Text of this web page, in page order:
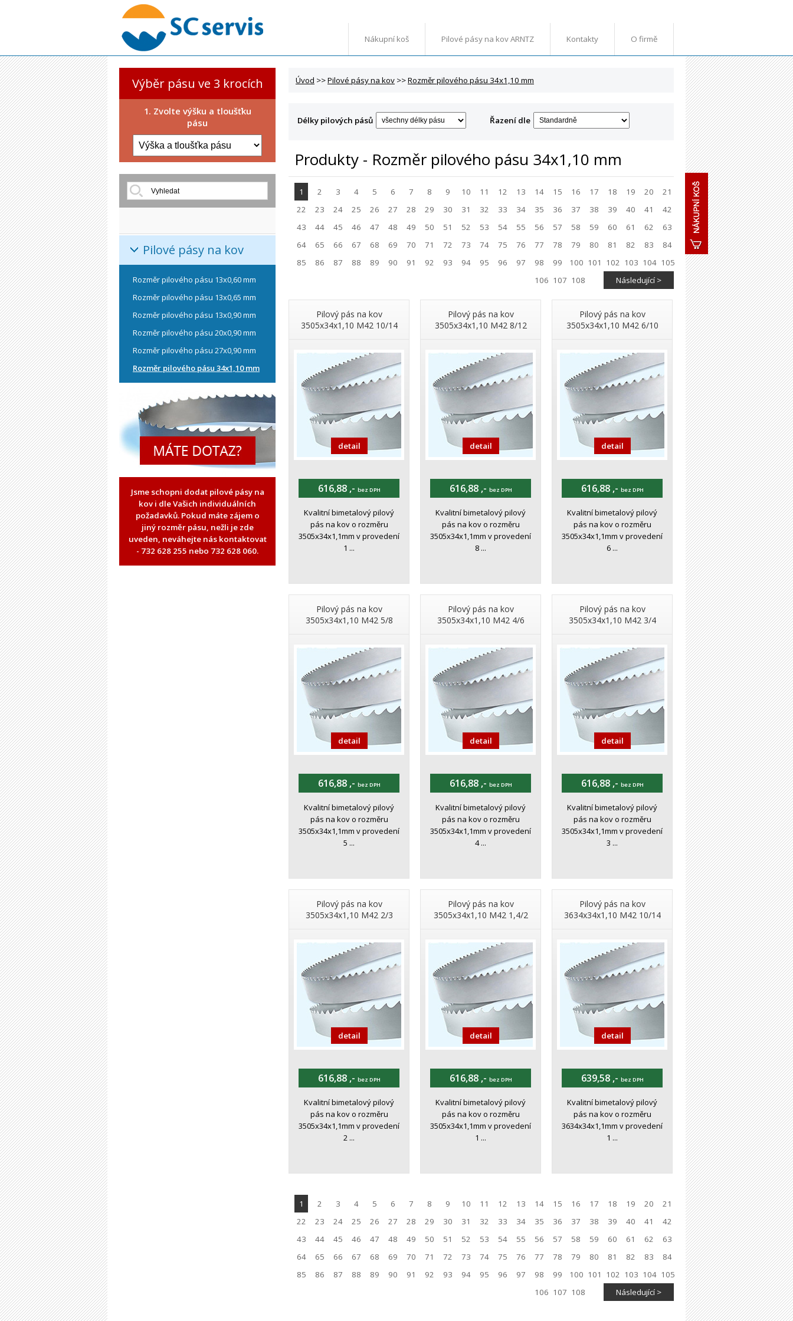
Nákupní koš Pilové pásy na kov ARNTZ Kontakty O firmě
Výběr pásu ve 3 krocích
1. Zvolte výšku a tloušťku
pásu
Pilové pásy na kov
Rozměr pilového pásu 13x0,60 mm
Rozměr pilového pásu 13x0,65 mm
Rozměr pilového pásu 13x0,90 mm
Rozměr pilového pásu 20x0,90 mm
Rozměr pilového pásu 27x0,90 mm
Rozměr pilového pásu 34x1,10 mm
Jsme schopni dodat pilové pásy na
kov i dle Vašich individuálních
požadavků. Pokud máte zájem o
jiný rozměr pásu, nežli je zde
uveden, neváhejte nás kontaktovat
- 732 628 255 nebo 732 628 060.
Úvod >>Pilové pásy na kov >>Rozměr pilového pásu 34x1,10 mm
Délky pilových pásů Řazení dle
Produkty - Rozměr pilového pásu 34x1,10 mm
1 2 3 4 5 6 7 8 9 10 11 12 13 14 15 16 17 18 19 20
21
22
23 24 25 26 27 28 29 30 31 32 33 34 35 36 37 38 39 40 41
42
43
44 45 46 47 48 49 50 51 52 53 54 55 56 57 58 59 60 61 62
63
64
65 66 67 68 69 70 71 72 73 74 75 76 77 78 79 80 81 82 83
84
85
86 87 88 89 90 91 92 93 94 95 96 97 98 99 100 101 102 103 104 105
106 107 108 Následující >
Pilový pás na kov
3505x34x1,10 M42 10/14
detail
616,88 ,- bez DPH
Kvalitní bimetalový pilový
pás na kov o rozměru
3505x34x1,1mm v provedení
1 ...
Pilový pás na kov
3505x34x1,10 M42 8/12
detail
616,88 ,- bez DPH
Kvalitní bimetalový pilový
pás na kov o rozměru
3505x34x1,1mm v provedení
8 ...
Pilový pás na kov
3505x34x1,10 M42 6/10
detail
616,88 ,- bez DPH
Kvalitní bimetalový pilový
pás na kov o rozměru
3505x34x1,1mm v provedení
6 ...
Pilový pás na kov
3505x34x1,10 M42 5/8
detail
616,88 ,- bez DPH
Kvalitní bimetalový pilový
pás na kov o rozměru
3505x34x1,1mm v provedení
5 ...
Pilový pás na kov
3505x34x1,10 M42 4/6
detail
616,88 ,- bez DPH
Kvalitní bimetalový pilový
pás na kov o rozměru
3505x34x1,1mm v provedení
4 ...
Pilový pás na kov
3505x34x1,10 M42 3/4
detail
616,88 ,- bez DPH
Kvalitní bimetalový pilový
pás na kov o rozměru
3505x34x1,1mm v provedení
3 ...
Pilový pás na kov
3505x34x1,10 M42 2/3
detail
616,88 ,- bez DPH
Kvalitní bimetalový pilový
pás na kov o rozměru
3505x34x1,1mm v provedení
2 ...
Pilový pás na kov
3505x34x1,10 M42 1,4/2
detail
616,88 ,- bez DPH
Kvalitní bimetalový pilový
pás na kov o rozměru
3505x34x1,1mm v provedení
1 ...
Pilový pás na kov
3634x34x1,10 M42 10/14
detail
639,58 ,- bez DPH
Kvalitní bimetalový pilový
pás na kov o rozměru
3634x34x1,1mm v provedení
1 ...
1 2 3 4 5 6 7 8 9 10 11 12 13 14 15 16 17 18 19 20
21
22
23 24 25 26 27 28 29 30 31 32 33 34 35 36 37 38 39 40 41
42
43
44 45 46 47 48 49 50 51 52 53 54 55 56 57 58 59 60 61 62
63
64
65 66 67 68 69 70 71 72 73 74 75 76 77 78 79 80 81 82 83
84
85
86 87 88 89 90 91 92 93 94 95 96 97 98 99 100 101 102 103 104 105
106 107 108 Následující >